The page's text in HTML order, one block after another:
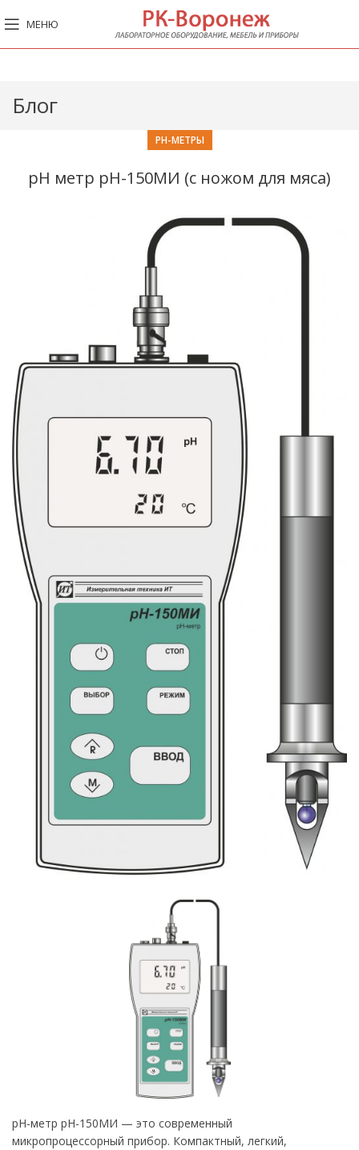
МЕНЮ
Блог
PH-МЕТРЫ
pH метр pH-150МИ (с ножом для мяса)
рН-метр pH-150МИ — это современный
микропроцессорный прибор. Компактный, легкий,